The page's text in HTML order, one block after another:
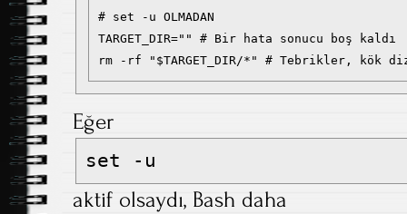
# set -u OLMADAN
TARGET_DIR="" # Bir hata sonucu boş kaldı
Eğer
set -u
aktif olsaydı, Bash daha